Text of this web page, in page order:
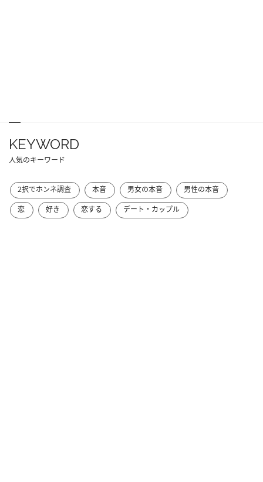
KEYWORD
人気のキーワード
2択でホンネ調査 本音 男女の本音
男性の本音
恋
好き 恋する デート・カップル